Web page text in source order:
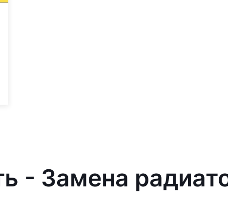
- Замена